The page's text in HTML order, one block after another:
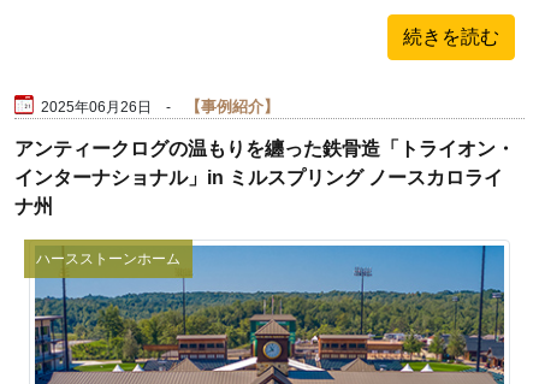
続きを読む
2025年06月26日 - 事例紹介
アンティークログの温もりを纏った鉄骨造「トライオン・
インターナショナル」in ミルスプリング ノースカロライ
ナ州
ハースストーンホーム